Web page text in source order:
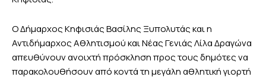
Ο Δήμαρχος Κηφισιάς Βασίλης Ξυπολυτάς και η
Αντιδήμαρχος Αθλητισμού και Νέας Γενιάς Λίλα Δραγώνα
απευθύνουν ανοιχτή πρόσκληση προς τους δημότες να
παρακολουθήσουν από κοντά τη μεγάλη αθλητική γιορτή